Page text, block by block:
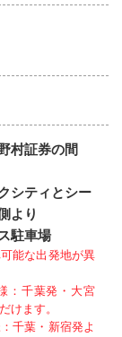
村証券の間
シティとシー
より
駐車場
能な出発地が異
：千葉発・大宮
けます。
千葉・新宿発よ